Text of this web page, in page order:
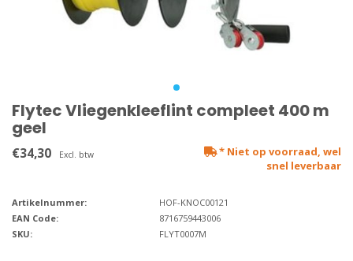
Flytec Vliegenkleeflint compleet 400 m
geel
€34,30 Excl. btw
* Niet op voorraad, wel
snel leverbaar
Artikelnummer:
HOF-KNOC00121
EAN Code:
8716759443006
SKU:
FLYT0007M